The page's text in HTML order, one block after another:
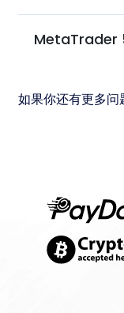
MetaTrader
如果你还有更多问